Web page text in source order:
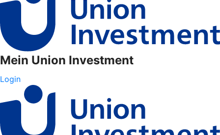
Mein Union Investment
Login